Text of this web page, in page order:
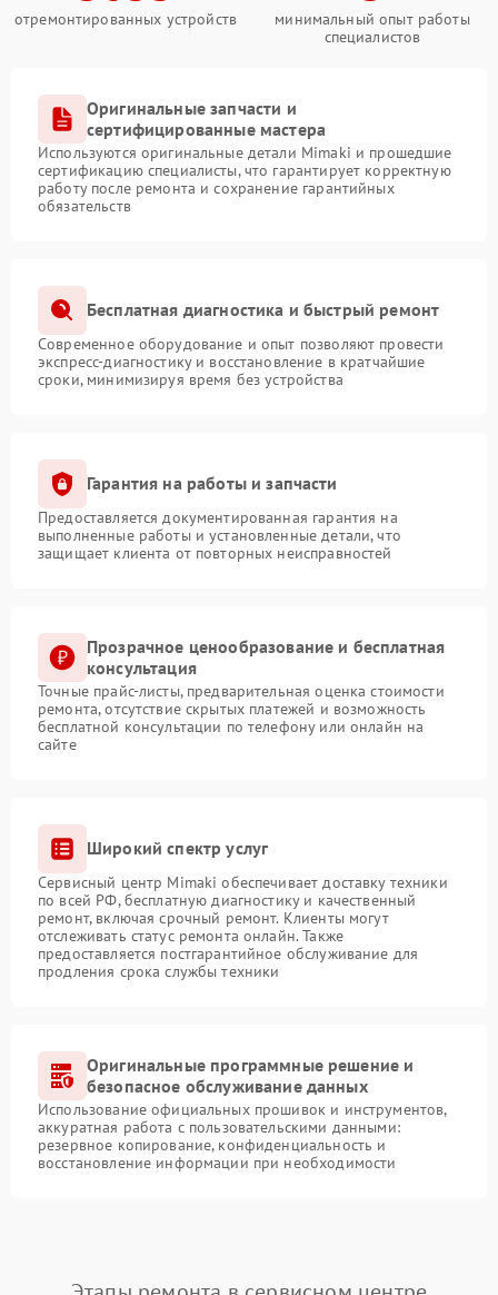
Свяжитесь с нами по телефону +7 (343) 300-89-24
или посетите сервис по адресу ул. Чебышёва, 4.
отремонтированных устройств
минимальный опыт работы
специалистов
Оригинальные запчасти и
сертифицированные мастера
Используются оригинальные детали Mimaki и прошедшие
сертификацию специалисты, что гарантирует корректную
работу после ремонта и сохранение гарантийных
обязательств
Бесплатная диагностика и быстрый ремонт
Современное оборудование и опыт позволяют провести
экспресс-диагностику и восстановление в кратчайшие
сроки, минимизируя время без устройства
Гарантия на работы и запчасти
Предоставляется документированная гарантия на
выполненные работы и установленные детали, что
защищает клиента от повторных неисправностей
Прозрачное ценообразование и бесплатная
консультация
Точные прайс-листы, предварительная оценка стоимости
ремонта, отсутствие скрытых платежей и возможность
бесплатной консультации по телефону или онлайн на
сайте
Широкий спектр услуг
Сервисный центр Mimaki обеспечивает доставку техники
по всей РФ, бесплатную диагностику и качественный
ремонт, включая срочный ремонт. Клиенты могут
отслеживать статус ремонта онлайн. Также
предоставляется постгарантийное обслуживание для
продления срока службы техники
Оригинальные программные решение и
безопасное обслуживание данных
Использование официальных прошивок и инструментов,
аккуратная работа с пользовательскими данными:
резервное копирование, конфиденциальность и
восстановление информации при необходимости